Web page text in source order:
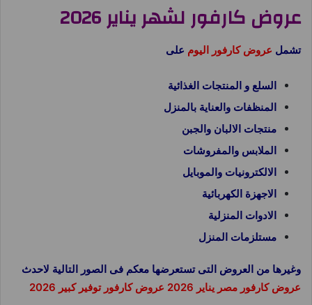
عروض كارفور لشهر يناير 2026
تشمل عروض كارفور اليوم على
السلع و المنتجات الغذائية
المنظفات والعناية بالمنزل
منتجات الالبان والجبن
الملابس والمفروشات
الالكترونيات والموبايل
الاجهزة الكهربائية
الادوات المنزلية
مستلزمات المنزل
وغيرها من العروض التى تستعرضها معكم فى الصور التالية لاحدث
عروض كارفور مصر يناير 2026 عروض كارفور توفير كبير 2026